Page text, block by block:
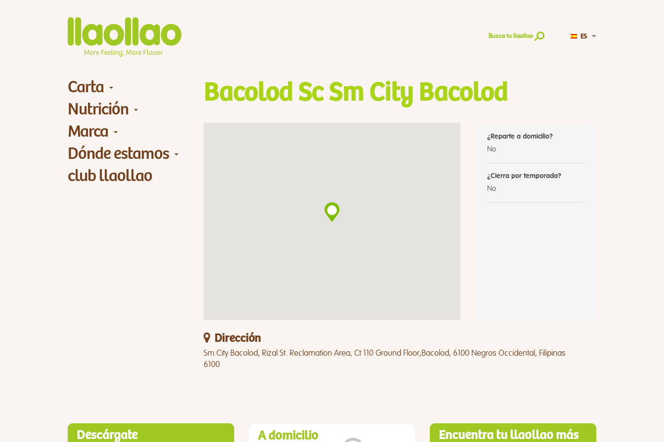
Busca tu llaollao ES
Carta
Nutrición
Marca
Dónde estamos
club llaollao
Bacolod Sc Sm City Bacolod
¿Reparte a domicilio?
No
¿Cierra por temporada?
No
Dirección
Sm City Bacolod, Rizal St. Reclamation Area, Ct 110 Ground Floor,Bacolod, 6100 Negros Occidental, Filipinas
6100
Descárgate
A domicilio
Encuentra tu llaollao más